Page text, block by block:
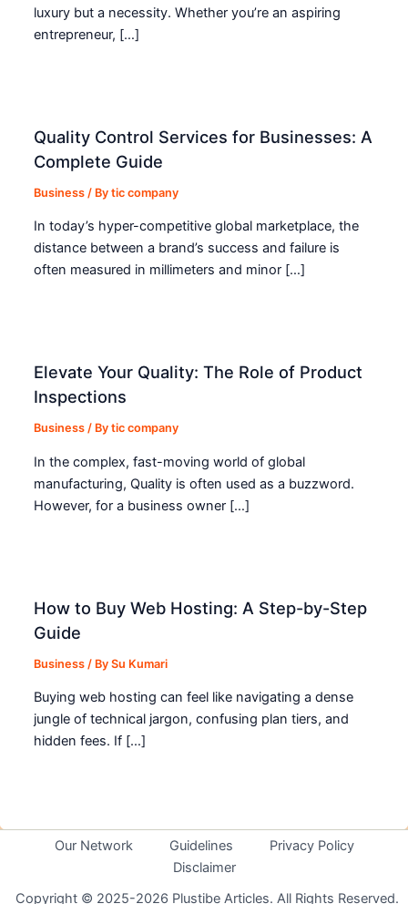
luxury but a necessity. Whether you’re an aspiring
entrepreneur, […]
Quality Control Services for Businesses: A
Complete Guide
Business / Bytic company
In today’s hyper-competitive global marketplace, the
distance between a brand’s success and failure is
often measured in millimeters and minor […]
Elevate Your Quality: The Role of Product
Inspections
Business / Bytic company
In the complex, fast-moving world of global
manufacturing, Quality is often used as a buzzword.
However, for a business owner […]
How to Buy Web Hosting: A Step-by-Step
Guide
Business / BySu Kumari
Buying web hosting can feel like navigating a dense
jungle of technical jargon, confusing plan tiers, and
hidden fees. If […]
Our Network Guidelines
Privacy Policy
Disclaimer
Copyright © 2025-2026 Plustibe Articles. All Rights Reserved.